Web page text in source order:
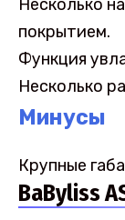
Несколько
покрытием.
Функция
Несколько
Минусы
Крупные
BaByliss